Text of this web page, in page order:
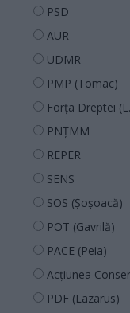
PSD
AUR
UDMR
PMP (Tomac)
Forța Dreptei
PNȚMM
REPER
SENS
SOS (Șoșoacă)
POT (Gavrilă)
PACE (Peia)
Acțiunea
PDF (Lazarus)